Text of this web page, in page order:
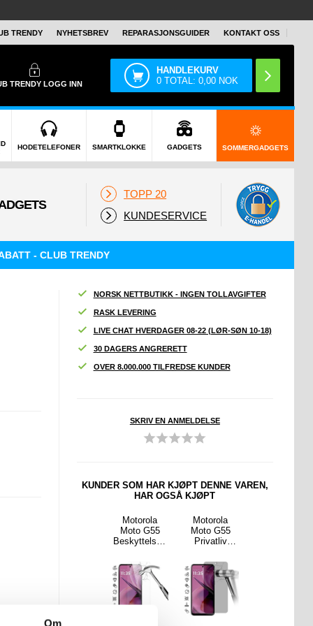
Om
TRENDY NYHETSBREV REPARASJONSGUIDER KONTAKT OSS
TRENDYLOGG INN
HANDLEKURV
0 TOTAL:0,00 NOK
HODETELEFONER SMARTKLOKKE GADGETS SOMMERGADGETS
TOPP 20
KUNDESERVICE
- CLUB TRENDY
NORSK NETTBUTIKK - INGEN TOLLAVGIFTER
RASK LEVERING
LIVE CHAT HVERDAGER 08-22 (LØR-SØN 10-18)
30 DAGERS ANGRERETT
OVER 8.000.000 TILFREDSE KUNDER
SKRIV EN ANMELDELSE
KUNDER SOM HAR KJØPT DENNE VAREN,
HAR OGSÅ KJØPT
Motorola
Moto G55
Beskyttelses
Friendly -
Gjennomsikti
g
Motorola
Moto G55
Privatliv
glass